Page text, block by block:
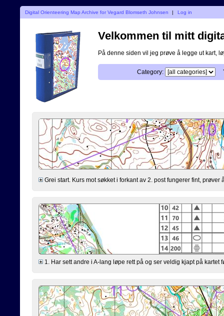
Digital Orienteering Map Archive for Vegard Blomseth Johnsen | Log in
Velkommen til mitt
På denne siden vil jeg prøve å legge ut kart,
Category:
Grei start. Kurs mot søkket i forkant av 2. post fungerer fint,
1. Har sett andre i A-lang løpe rett på og ser veldig kjapt på kartet